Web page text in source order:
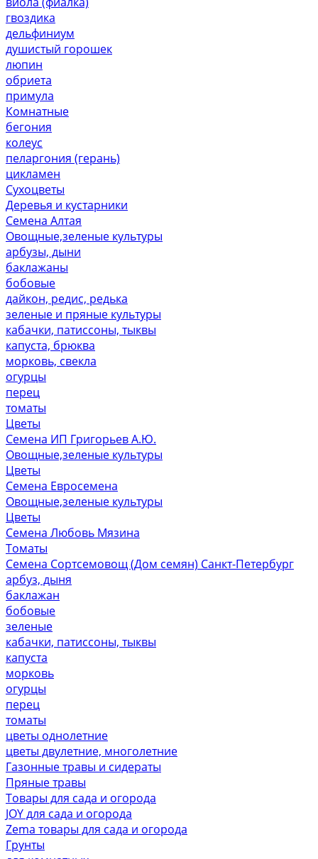
гвоздика
дельфиниум
душистый горошек
люпин
обриета
примула
Комнатные
бегония
колеус
пеларгония (герань)
цикламен
Сухоцветы
Деревья и кустарники
Семена Алтая
Овощные,зеленые культуры
арбузы, дыни
баклажаны
бобовые
дайкон, редис, редька
зеленые и пряные культуры
кабачки, патиссоны, тыквы
капуста, брюква
морковь, свекла
огурцы
перец
томаты
Цветы
Семена ИП Григорьев А.Ю.
Овощные,зеленые культуры
Цветы
Семена Евросемена
Овощные,зеленые культуры
Цветы
Семена Любовь Мязина
Томаты
Семена Сортсемовощ (Дом семян) Санкт-Петербург
арбуз, дыня
баклажан
бобовые
зеленые
кабачки, патиссоны, тыквы
капуста
морковь
огурцы
перец
томаты
цветы однолетние
цветы двулетние, многолетние
Газонные травы и сидераты
Пряные травы
Товары для сада и огорода
JOY для сада и огорода
Zema товары для сада и огорода
Грунты